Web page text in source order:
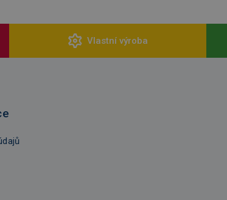
Vlastní výroba